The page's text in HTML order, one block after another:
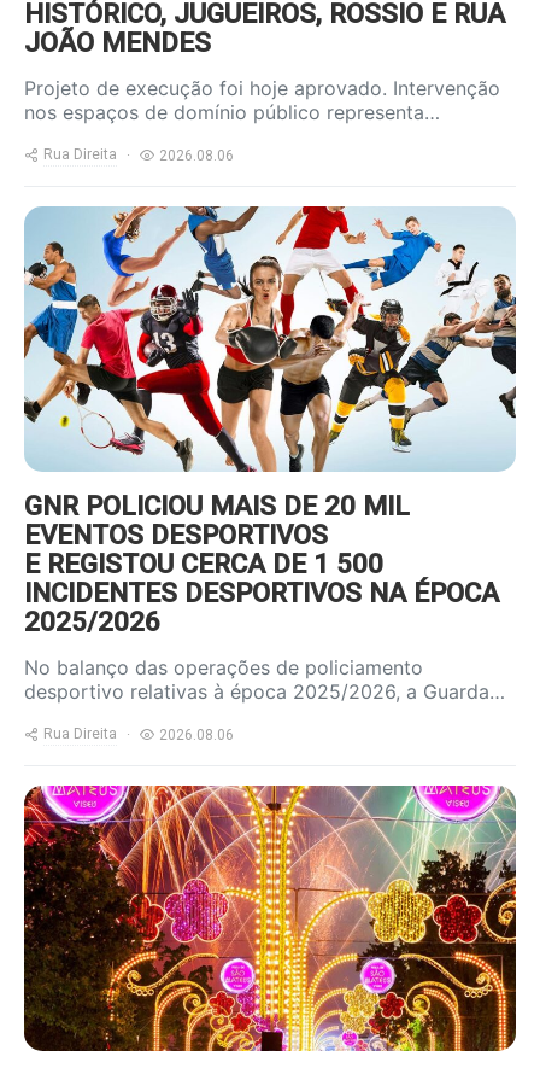
HISTÓRICO, JUGUEIROS, ROSSIO E RUA
JOÃO MENDES
Projeto de execução foi hoje aprovado. Intervenção
nos espaços de domínio público representa…
Rua Direita 2026.08.06
https://www.ruadireita.pt/wp-
content/uploads/2022/01/desporto-
800x600.jpg
GNR POLICIOU MAIS DE 20 MIL
EVENTOS DESPORTIVOS
E REGISTOU CERCA DE 1 500
INCIDENTES DESPORTIVOS NA ÉPOCA
2025/2026
No balanço das operações de policiamento
desportivo relativas à época 2025/2026, a Guarda…
Rua Direita 2026.08.06
https://www.ruadireita.pt/wp-
content/uploads/2025/06/feira-
sao-mateus-800x600.jpg